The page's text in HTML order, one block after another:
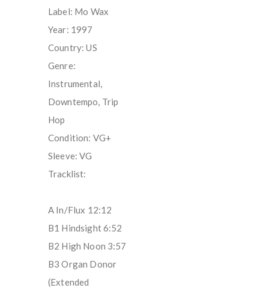
Label: Mo Wax
Year: 1997
Country: US
Genre:
Instrumental,
Downtempo, Trip
Hop
Condition: VG+
Sleeve: VG
Tracklist:
A In/Flux 12:12
B1 Hindsight 6:52
B2 High Noon 3:57
B3 Organ Donor
(Extended